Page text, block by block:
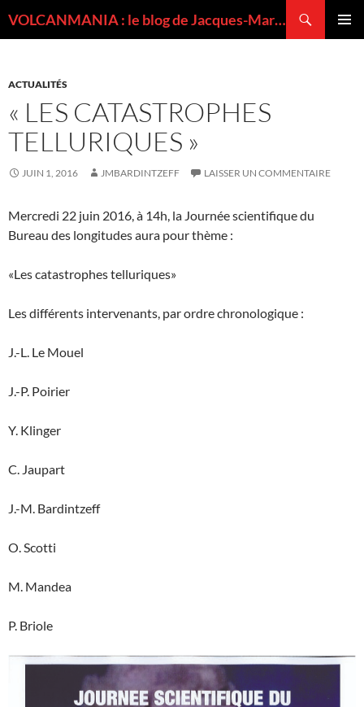
VOLCANMANIA : le blog de Jacques-Marie BARDINTZEFF, volcanologue
ACTUALITÉS
« LES CATASTROPHES
TELLURIQUES »
JUIN 1, 2016 JMBARDINTZEFF LAISSER UN COMMENTAIRE
Mercredi 22 juin 2016, à 14h, la Journée scientifique du
Bureau des longitudes aura pour thème :
«Les catastrophes telluriques»
Les différents intervenants, par ordre chronologique :
J.-L. Le Mouel
J.-P. Poirier
Y. Klinger
C. Jaupart
J.-M. Bardintzeff
O. Scotti
M. Mandea
P. Briole